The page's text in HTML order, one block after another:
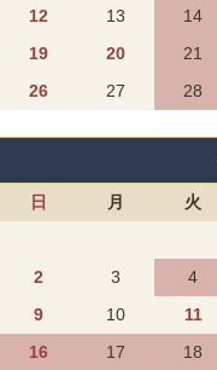
12
13 14
19
20 21
26
27 28
日 月 火
2
3 4
9
10 11
16
17 18